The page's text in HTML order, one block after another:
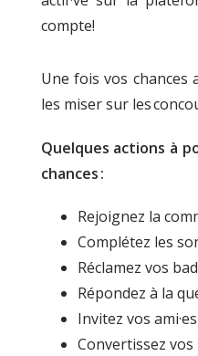
compte!
Une fois vos chances
les miser sur les
Quelques actions à
chances :
Rejoignez la
Complétez les
Réclamez vos
Répondez à la
Invitez vos
Convertissez